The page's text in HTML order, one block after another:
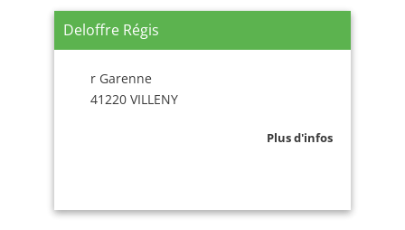
Deloffre Régis
r Garenne
41220 VILLENY
Plus d'infos